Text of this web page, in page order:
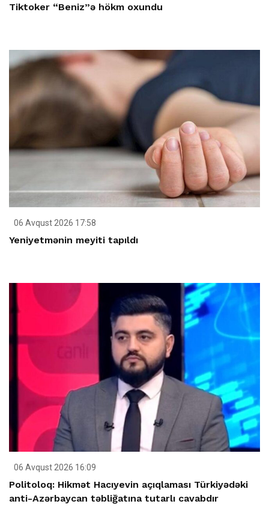
Tiktoker “Beniz”ə hökm oxundu
06 Avqust 2026 17:58
Yeniyetmənin meyiti tapıldı
06 Avqust 2026 16:09
Politoloq: Hikmət Hacıyevin açıqlaması Türkiyədəki
anti-Azərbaycan təbliğatına tutarlı cavabdır